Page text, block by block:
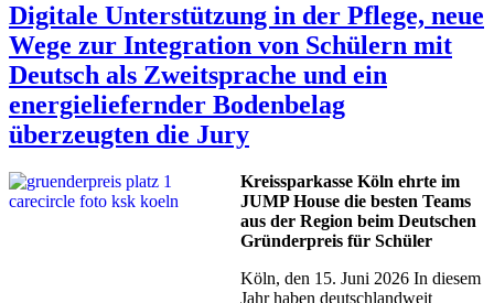
Digitale Unterstützung in der Pflege, neue
Wege zur Integration von Schülern mit
Deutsch als Zweitsprache und ein
energieliefernder Bodenbelag
überzeugten die Jury
Kreissparkasse Köln ehrte im
JUMP House die besten Teams
aus der Region beim Deutschen
Gründerpreis für Schüler
Köln, den 15. Juni 2026 In diesem
Jahr haben deutschlandweit